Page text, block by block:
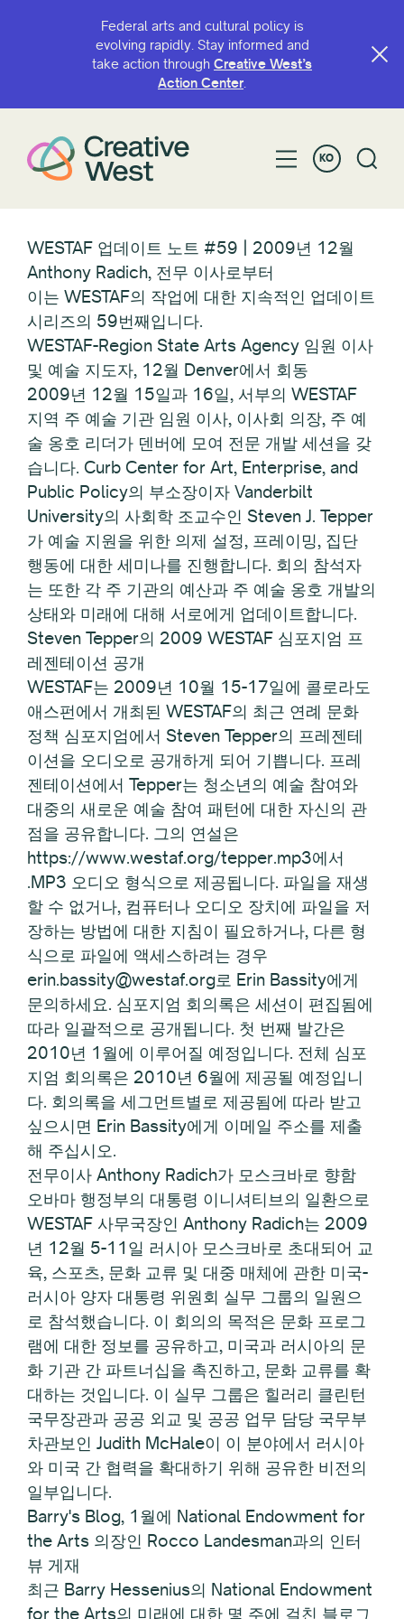
Federal arts and cultural policy is
evolving rapidly. Stay informed and
take action through Creative West’s
Action Center.
KO
WESTAF 업데이트 노트 #59 | 2009년 12월
Anthony Radich, 전무 이사로부터
이는 WESTAF의 작업에 대한 지속적인 업데이트
시리즈의 59번째입니다.
WESTAF-Region State Arts Agency 임원 이사
및 예술 지도자, 12월 Denver에서 회동
2009년 12월 15일과 16일, 서부의 WESTAF
지역 주 예술 기관 임원 이사, 이사회 의장, 주 예
술 옹호 리더가 덴버에 모여 전문 개발 세션을 갖
습니다. Curb Center for Art, Enterprise, and
Public Policy의 부소장이자 Vanderbilt
University의 사회학 조교수인 Steven J. Tepper
가 예술 지원을 위한 의제 설정, 프레이밍, 집단
행동에 대한 세미나를 진행합니다. 회의 참석자
는 또한 각 주 기관의 예산과 주 예술 옹호 개발의
상태와 미래에 대해 서로에게 업데이트합니다.
Steven Tepper의 2009 WESTAF 심포지엄 프
레젠테이션 공개
WESTAF는 2009년 10월 15-17일에 콜로라도
애스펀에서 개최된 WESTAF의 최근 연례 문화
정책 심포지엄에서 Steven Tepper의 프레젠테
이션을 오디오로 공개하게 되어 기쁩니다. 프레
젠테이션에서 Tepper는 청소년의 예술 참여와
대중의 새로운 예술 참여 패턴에 대한 자신의 관
점을 공유합니다. 그의 연설은
https://www.westaf.org/tepper.mp3에서
.MP3 오디오 형식으로 제공됩니다. 파일을 재생
할 수 없거나, 컴퓨터나 오디오 장치에 파일을 저
장하는 방법에 대한 지침이 필요하거나, 다른 형
식으로 파일에 액세스하려는 경우
erin.bassity@westaf.org로 Erin Bassity에게
문의하세요. 심포지엄 회의록은 세션이 편집됨에
따라 일괄적으로 공개됩니다. 첫 번째 발간은
2010년 1월에 이루어질 예정입니다. 전체 심포
지엄 회의록은 2010년 6월에 제공될 예정입니
다. 회의록을 세그먼트별로 제공됨에 따라 받고
싶으시면 Erin Bassity에게 이메일 주소를 제출
해 주십시오.
전무이사 Anthony Radich가 모스크바로 향함
오바마 행정부의 대통령 이니셔티브의 일환으로
WESTAF 사무국장인 Anthony Radich는 2009
년 12월 5-11일 러시아 모스크바로 초대되어 교
육, 스포츠, 문화 교류 및 대중 매체에 관한 미국-
러시아 양자 대통령 위원회 실무 그룹의 일원으
로 참석했습니다. 이 회의의 목적은 문화 프로그
램에 대한 정보를 공유하고, 미국과 러시아의 문
화 기관 간 파트너십을 촉진하고, 문화 교류를 확
대하는 것입니다. 이 실무 그룹은 힐러리 클린턴
국무장관과 공공 외교 및 공공 업무 담당 국무부
차관보인 Judith McHale이 이 분야에서 러시아
와 미국 간 협력을 확대하기 위해 공유한 비전의
일부입니다.
Barry's Blog, 1월에 National Endowment for
the Arts 의장인 Rocco Landesman과의 인터
뷰 게재
최근 Barry Hessenius의 National Endowment
for the Arts의 미래에 대한 몇 주에 걸친 블로그